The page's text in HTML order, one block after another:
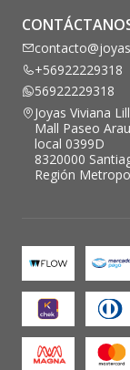
+56922229318
56922229318
Joyas Viviana
Mall Paseo
local 0399D
8320000
Región